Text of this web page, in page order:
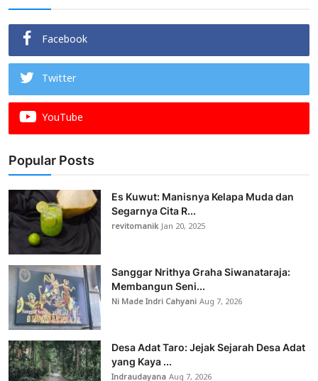
Facebook
Twitter
YouTube
Popular Posts
Es Kuwut: Manisnya Kelapa Muda dan
Segarnya Cita R...
revitomanikJan 20, 2025
Sanggar Nrithya Graha Siwanataraja:
Membangun Seni...
Ni Made Indri CahyaniAug 7, 2026
Desa Adat Taro: Jejak Sejarah Desa Adat
yang Kaya ...
IndraudayanaAug 7, 2026